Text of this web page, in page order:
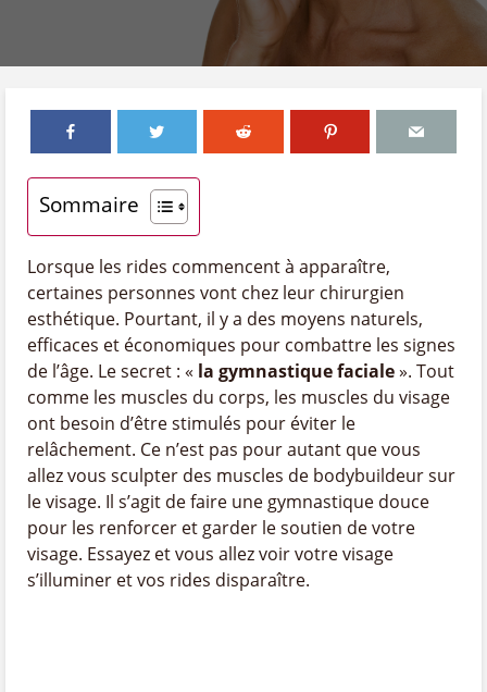
Sommaire
Lorsque les rides commencent à apparaître,
certaines personnes vont chez leur chirurgien
esthétique. Pourtant, il y a des moyens naturels,
efficaces et économiques pour combattre les signes
de l’âge. Le secret : « la gymnastique faciale». Tout
comme les muscles du corps, les muscles du visage
ont besoin d’être stimulés pour éviter le
relâchement. Ce n’est pas pour autant que vous
allez vous sculpter des muscles de bodybuildeur sur
le visage. Il s’agit de faire une gymnastique douce
pour les renforcer et garder le soutien de votre
visage. Essayez et vous allez voir votre visage
s’illuminer et vos rides disparaître.